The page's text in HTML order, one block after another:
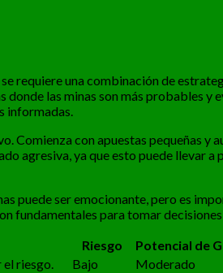
requiere una combinación de
las minas son más probables
informadas.
con apuestas pequeñas y
agresiva, ya que esto puede
puede ser emocionante, pero es
fundamentales para tomar
Riesgo
Potencial de
el riesgo. Bajo
Moderado